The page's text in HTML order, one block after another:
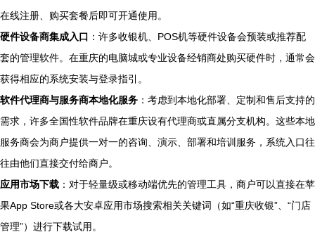
在线注册、购买套餐后即可开通使用。
硬件设备商集成入口 ：许多收银机、POS机等硬件设备会预装或推荐配
套的管理软件。在重庆的电脑城或专业设备经销商处购买硬件时，通常会
获得相应的系统安装与登录指引。
软件代理商与服务商本地化服务 ：考虑到本地化部署、定制和售后支持的
需求，许多全国性软件品牌在重庆设有代理商或直属分支机构。这些本地
服务商会为商户提供一对一的咨询、演示、部署和培训服务，系统入口往
往由他们直接交付给商户。
应用市场下载 ：对于轻量级或移动端优先的管理工具，商户可以直接在苹
果App Store或各大安卓应用市场搜索相关关键词（如“重庆收银”、“门店
管理”）进行下载试用。